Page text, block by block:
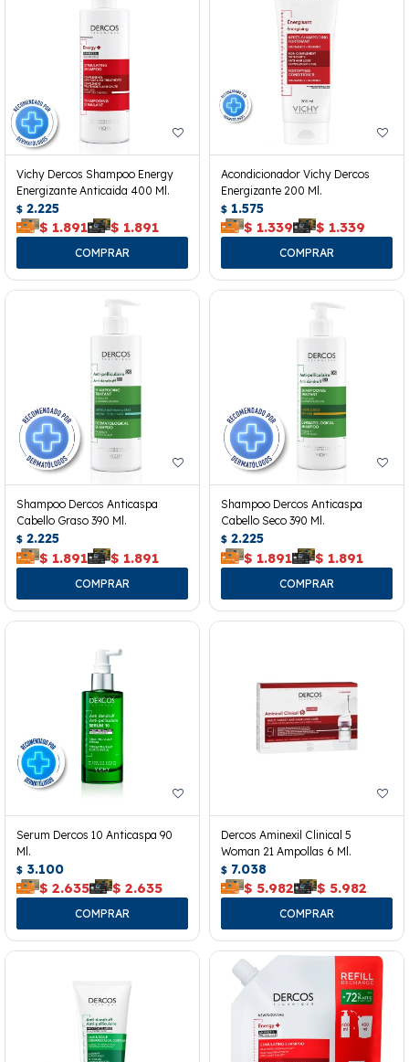
Vichy Dercos Shampoo Energy
Energizante Anticaida 400 Ml.
$ 2.225
$ 1.891 $ 1.891
Acondicionador Vichy Dercos
Energizante 200 Ml.
$ 1.575
$ 1.339 $ 1.339
Shampoo Dercos Anticaspa
Cabello Graso 390 Ml.
$ 2.225
$ 1.891 $ 1.891
Shampoo Dercos Anticaspa
Cabello Seco 390 Ml.
$ 2.225
$ 1.891 $ 1.891
Serum Dercos 10 Anticaspa 90
Ml.
$ 3.100
$ 2.635 $ 2.635
Dercos Aminexil Clinical 5
Woman 21 Ampollas 6 Ml.
$ 7.038
$ 5.982 $ 5.982